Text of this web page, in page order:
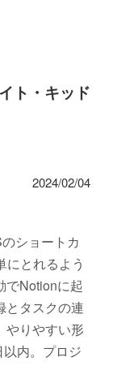
ト・キッド
2024/02/04
ショートカ
にとれるよう
でNotionに起
とタスクの連
やりやすい形
内。プロジ